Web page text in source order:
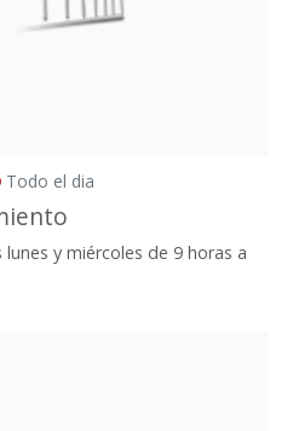
Todo el dia
y miércoles de 9 horas a